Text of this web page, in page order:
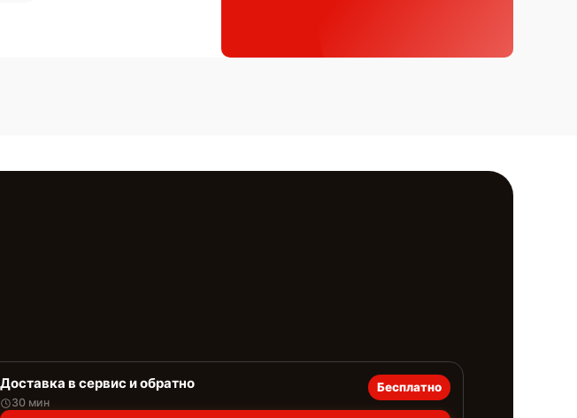
Доставка в сервис и обратно
30 мин
Бесплатно